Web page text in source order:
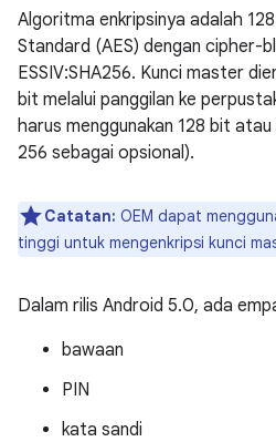
Algoritma enkripsinya adalah
Standard (AES) dengan cipher-
ESSIV:SHA256. Kunci master
bit melalui panggilan ke
harus menggunakan 128 bit
256 sebagai opsional).
Catatan: OEM dapat
tinggi untuk mengenkripsi kunci
Dalam rilis Android 5.0, ada
bawaan
PIN
kata sandi